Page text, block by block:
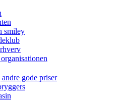
smiley
gode priser